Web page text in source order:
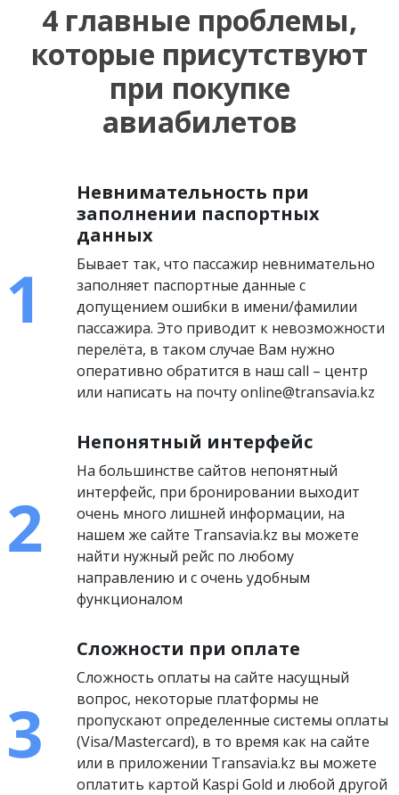
4 главные проблемы,
которые присутствуют
при покупке
авиабилетов
Невнимательность при
заполнении паспортных
данных
Бывает так, что пассажир невнимательно
заполняет паспортные данные с
допущением ошибки в имени/фамилии
пассажира. Это приводит к невозможности
перелёта, в таком случае Вам нужно
оперативно обратится в наш call – центр
или написать на почту online@transavia.kz
Непонятный интерфейс
На большинстве сайтов непонятный
интерфейс, при бронировании выходит
очень много лишней информации, на
нашем же сайте Transavia.kz вы можете
найти нужный рейс по любому
направлению и с очень удобным
функционалом
Сложности при оплате
Сложность оплаты на сайте насущный
вопрос, некоторые платформы не
пропускают определенные системы оплаты
(Visa/Mastercard), в то время как на сайте
или в приложении Transavia.kz вы можете
оплатить картой Kaspi Gold и любой другой